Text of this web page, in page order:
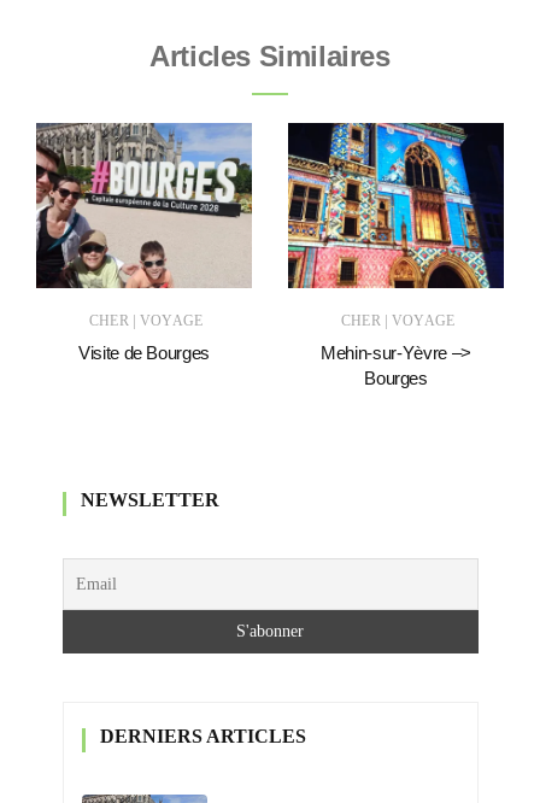
Articles Similaires
CHER | VOYAGE
Visite de Bourges
CHER | VOYAGE
Mehin-sur-Yèvre –>
Bourges
NEWSLETTER
DERNIERS ARTICLES